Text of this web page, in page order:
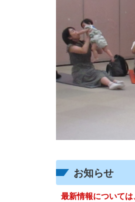
お知らせ
最新情報について